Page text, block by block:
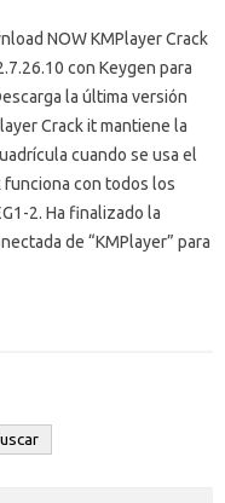
NOW KMPlayer Crack
con Keygen para
la última versión
Crack it mantiene la
cuando se usa el
funciona con todos los
2. Ha finalizado la
de “KMPlayer” para